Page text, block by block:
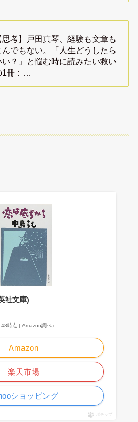
思考】戸田真琴、経験も文章も
んでもない。「人生どうしたら
い？」と悩む時に読みたい救い
1冊：…
社文庫)
時点 | Amazon調べ）
Amazon
楽天市場
ショッピング
ポチップ